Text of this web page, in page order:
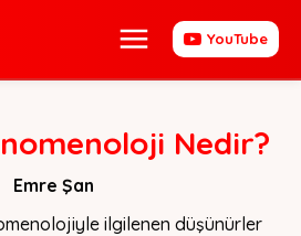
YouTube
Nedir?
Emre Şan
ilgilenen düşünürler